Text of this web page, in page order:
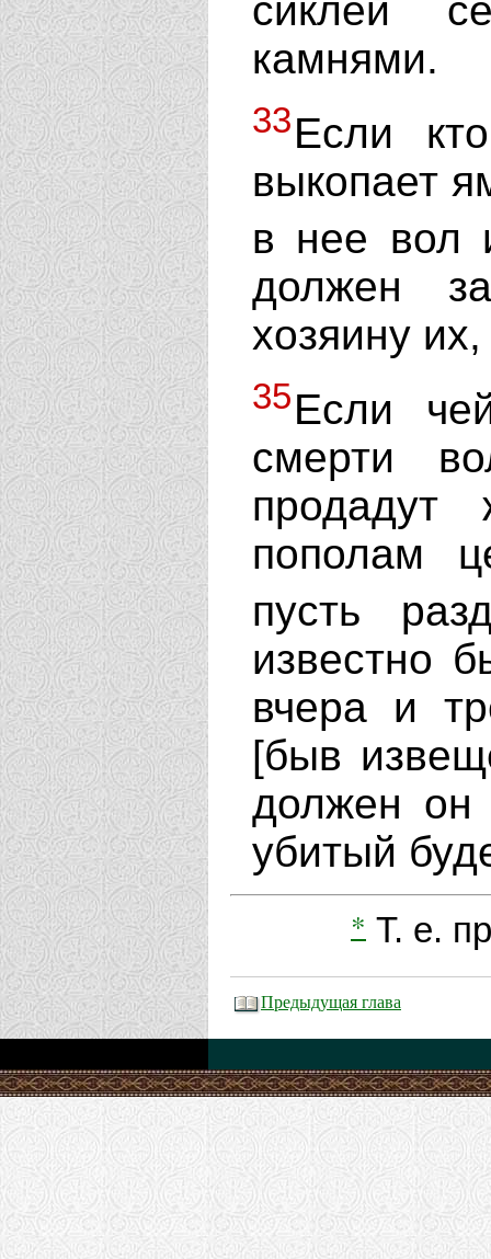
сиклей
камнями.
33Если
выкопает
в нее вол
должен
хозяину
35Если
смерти
продадут
пополам
пусть
известно
вчера и
[быв
должен он
убитый
* Т. е.
Предыдущая глава